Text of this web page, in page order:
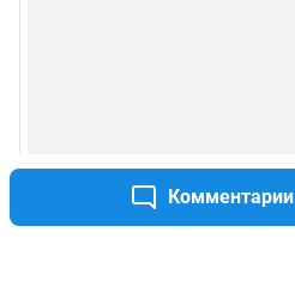
Комментарии